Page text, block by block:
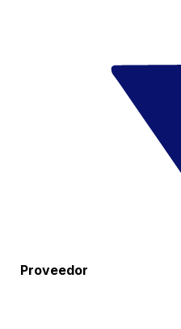
Proveedor